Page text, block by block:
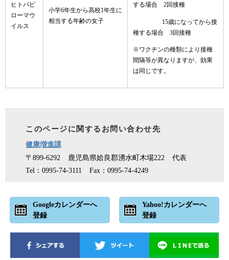
ヒトパピ
ローマウ
イルス
小学6年生から高校1年生に
相当する年齢の女子
する場合 2回接種
15歳になってから接
種する場合 3回接種
※ワクチンの種類により接種
間隔等が異なりますが、効果
は同じです。
このページに関するお問い合わせ先
健康増進課
〒899-6292
鹿児島県姶良郡湧水町木場222
代表
Tel：0995-74-3111
Fax：0995-74-4249
Googleカレンダーへ
登録
Yahoo!カレンダーへ
登録